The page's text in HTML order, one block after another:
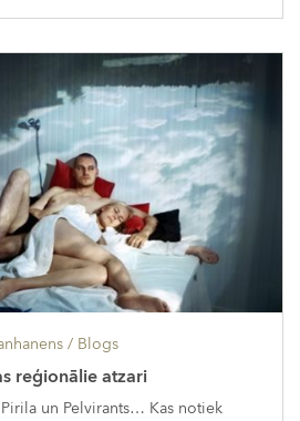
/ Blogs
reģionālie atzari
un Pelvirants… Kas notiek